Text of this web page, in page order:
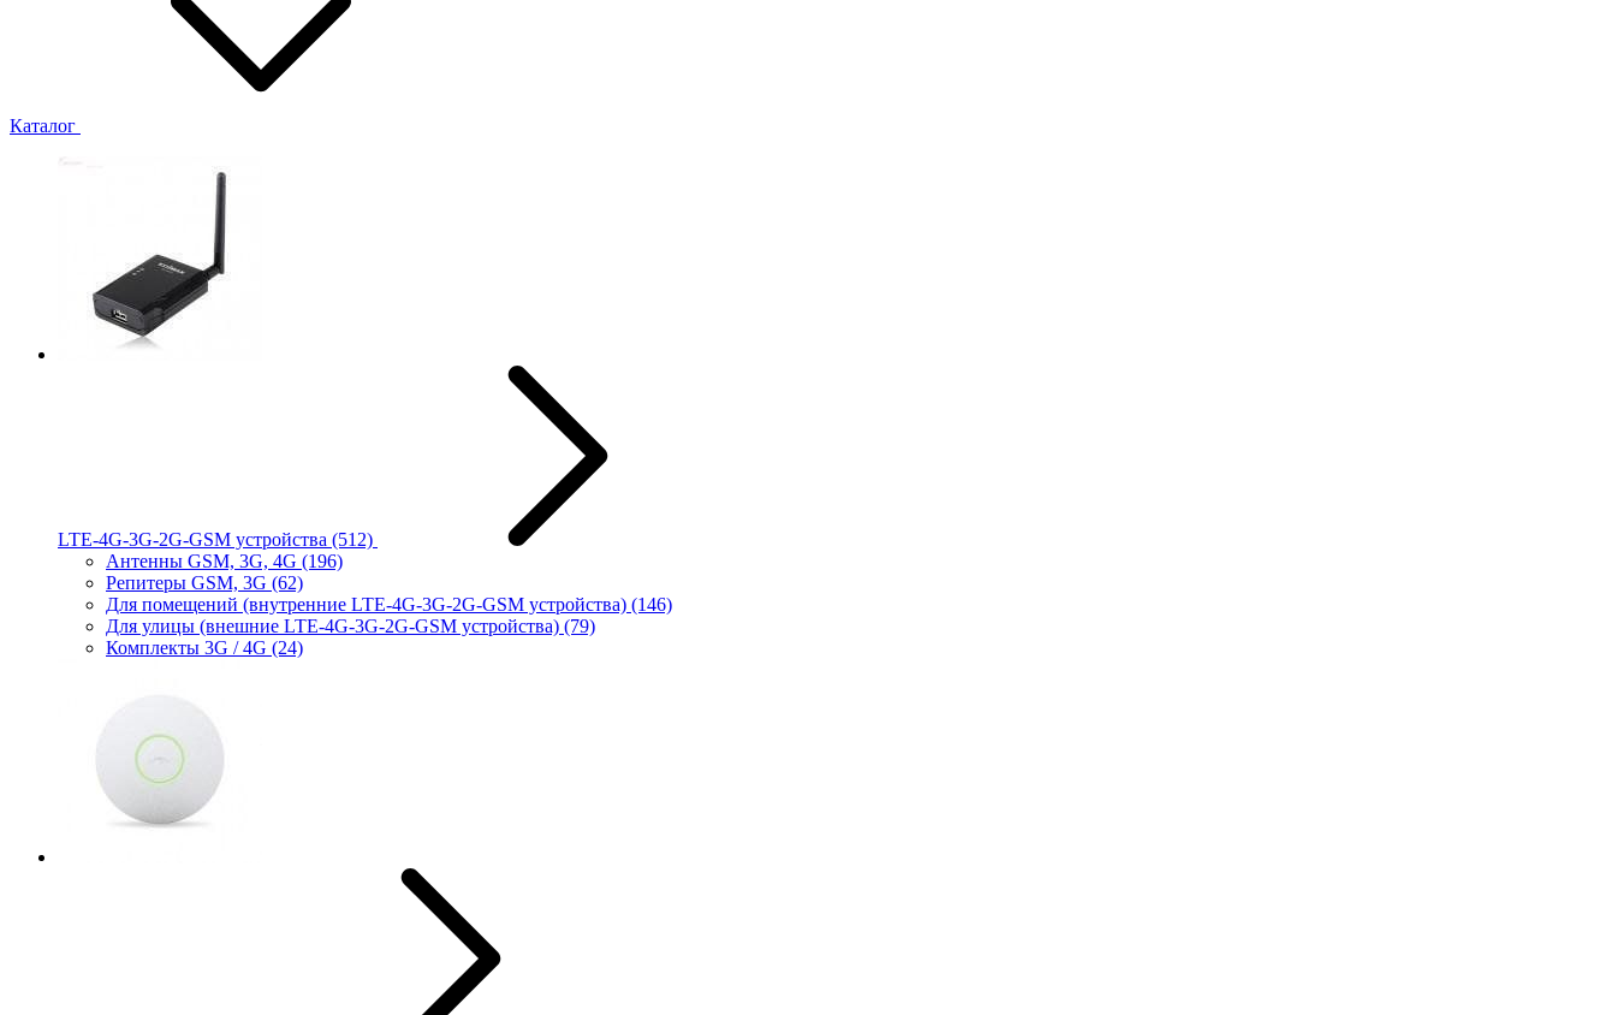
Каталог
LTE-4G-3G-2G-GSM устройства (512)
Антенны GSM, 3G, 4G (196)
Репитеры GSM, 3G (62)
Для помещений (внутренние LTE-4G-3G-2G-GSM устройства) (146)
Для улицы (внешние LTE-4G-3G-2G-GSM устройства) (79)
Комплекты 3G / 4G (24)